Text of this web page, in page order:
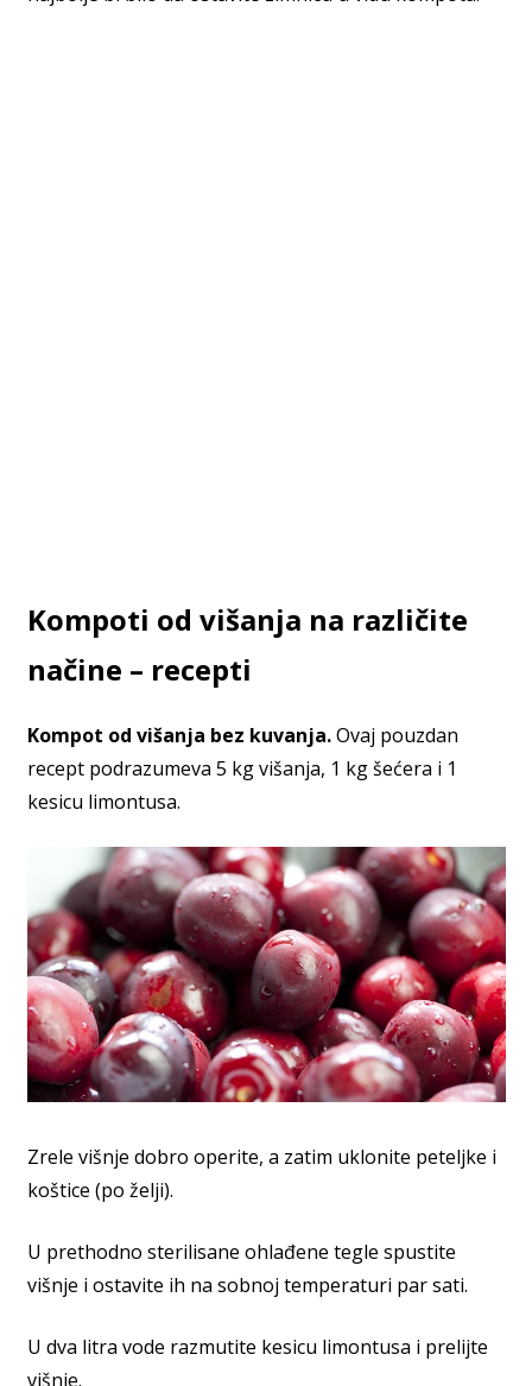
Kompoti od višanja na različite
načine – recepti
Kompot od višanja bez kuvanja.Ovaj pouzdan
recept podrazumeva 5 kg višanja, 1 kg šećera i 1
kesicu limontusa.
Zrele višnje dobro operite, a zatim uklonite peteljke i
koštice (po želji).
U prethodno sterilisane ohlađene tegle spustite
višnje i ostavite ih na sobnoj temperaturi par sati.
U dva litra vode razmutite kesicu limontusa i prelijte
višnje.